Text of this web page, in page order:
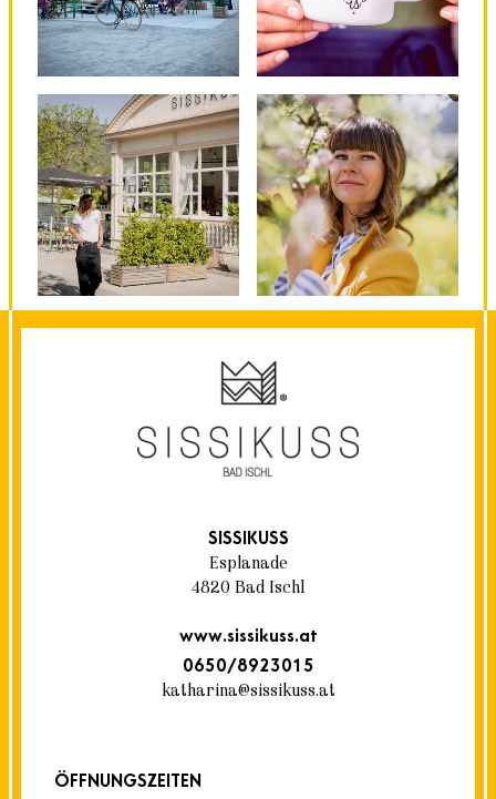
SISSIKUSS
Esplanade
4820 Bad Ischl
www.sissikuss.at
0650/8923015
katharina@sissikuss.at
ÖFFNUNGSZEITEN